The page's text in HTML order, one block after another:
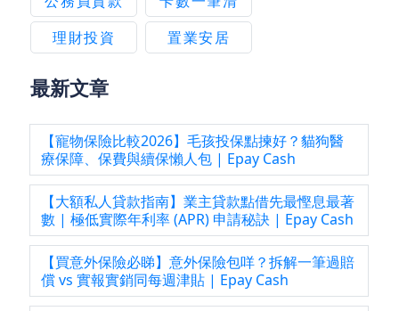
理財投資
置業安居
最新文章
【寵物保險比較2026】毛孩投保點揀好？貓狗醫
療保障、保費與續保懶人包 | Epay Cash
【大額私人貸款指南】業主貸款點借先最慳息最著
數 | 極低實際年利率 (APR) 申請秘訣 | Epay Cash
【買意外保險必睇】意外保險包咩？拆解一筆過賠
償 vs 實報實銷同每週津貼 | Epay Cash